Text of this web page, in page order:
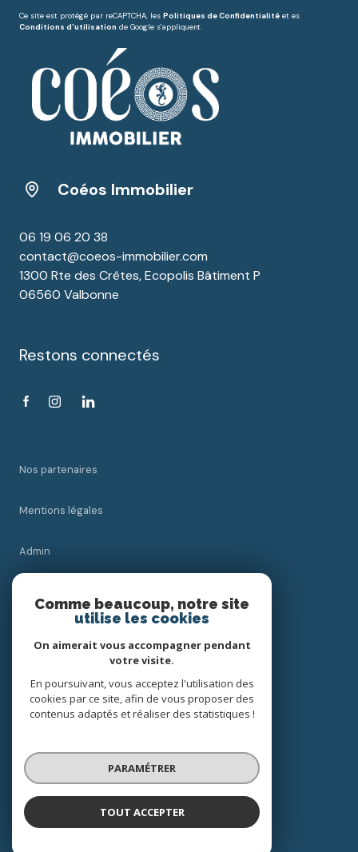
Ce site est protégé par reCAPTCHA, les Politiques de Confidentialité et es
Conditions d'utilisation de Google s'appliquent.
Coéos Immobilier
06 19 06 20 38
contact@coeos-immobilier.com
1300 Rte des Crêtes, Ecopolis Bâtiment P
06560 Valbonne
Restons connectés
Nos partenaires
Mentions légales
Admin
Réalisé par
Comme beaucoup, notre site
utilise les cookies
On aimerait vous accompagner pendant
votre visite.
En poursuivant, vous acceptez l'utilisation des
cookies par ce site, afin de vous proposer des
contenus adaptés et réaliser des statistiques !
PARAMÉTRER
TOUT ACCEPTER